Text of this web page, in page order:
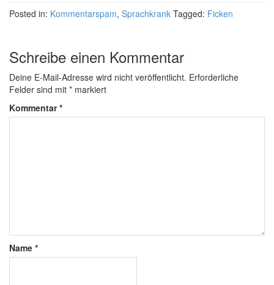
Posted in: Kommentarspam, Sprachkrank Tagged: Ficken
Schreibe einen Kommentar
Deine E-Mail-Adresse wird nicht veröffentlicht. Erforderliche
Felder sind mit * markiert
Kommentar*
Name *